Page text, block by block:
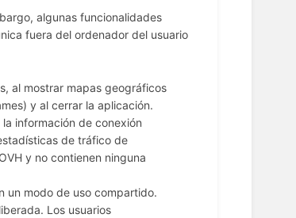
algunas funcionalidades
fuera del ordenador del usuario
al mostrar mapas geográficos
y al cerrar la aplicación.
información de conexión
de tráfico de
y no contienen ninguna
un modo de uso compartido.
Los usuarios